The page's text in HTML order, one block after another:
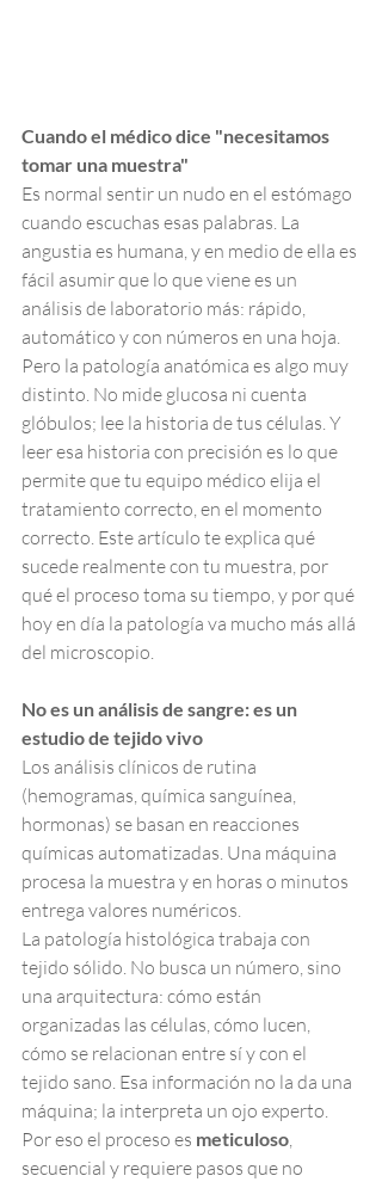
Cuando el médico dice "necesitamos
tomar una muestra"
Es normal sentir un nudo en el estómago
cuando escuchas esas palabras. La
angustia es humana, y en medio de ella es
fácil asumir que lo que viene es un
análisis de laboratorio más: rápido,
automático y con números en una hoja.
Pero la patología anatómica es algo muy
distinto. No mide glucosa ni cuenta
glóbulos; lee la historia de tus células. Y
leer esa historia con precisión es lo que
permite que tu equipo médico elija el
tratamiento correcto, en el momento
correcto. Este artículo te explica qué
sucede realmente con tu muestra, por
qué el proceso toma su tiempo, y por qué
hoy en día la patología va mucho más allá
del microscopio.
No es un análisis de sangre: es un
estudio de tejido vivo
Los análisis clínicos de rutina
(hemogramas, química sanguínea,
hormonas) se basan en reacciones
químicas automatizadas. Una máquina
procesa la muestra y en horas o minutos
entrega valores numéricos.
La patología histológica trabaja con
tejido sólido. No busca un número, sino
una arquitectura: cómo están
organizadas las células, cómo lucen,
cómo se relacionan entre sí y con el
tejido sano. Esa información no la da una
máquina; la interpreta un ojo experto.
Por eso el proceso es meticuloso,
secuencial y requiere pasos que no